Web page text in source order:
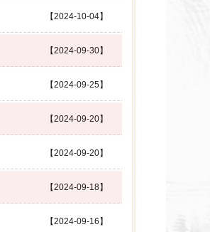
【2024-10-04】
【2024-09-30】
【2024-09-25】
【2024-09-20】
【2024-09-20】
【2024-09-18】
【2024-09-16】